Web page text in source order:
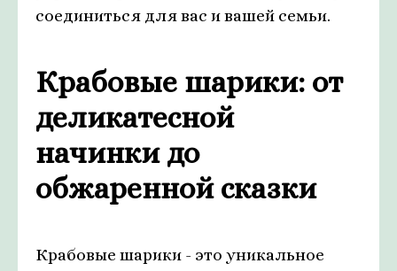
соединиться для вас и вашей семьи.
Крабовые шарики: от
деликатесной
начинки до
обжаренной сказки
Крабовые шарики - это уникальное